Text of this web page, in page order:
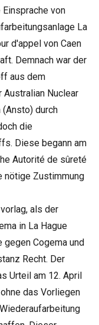
von
La
d'appel von Caen
Demnach war der
aus dem
Nuclear
(Ansto) durch
die
Diese begann am
Autorité de sûreté
nötige Zustimmung
als der
in La Hague
gegen Cogema und
Recht. Der
Urteil am 12. April
das Vorliegen